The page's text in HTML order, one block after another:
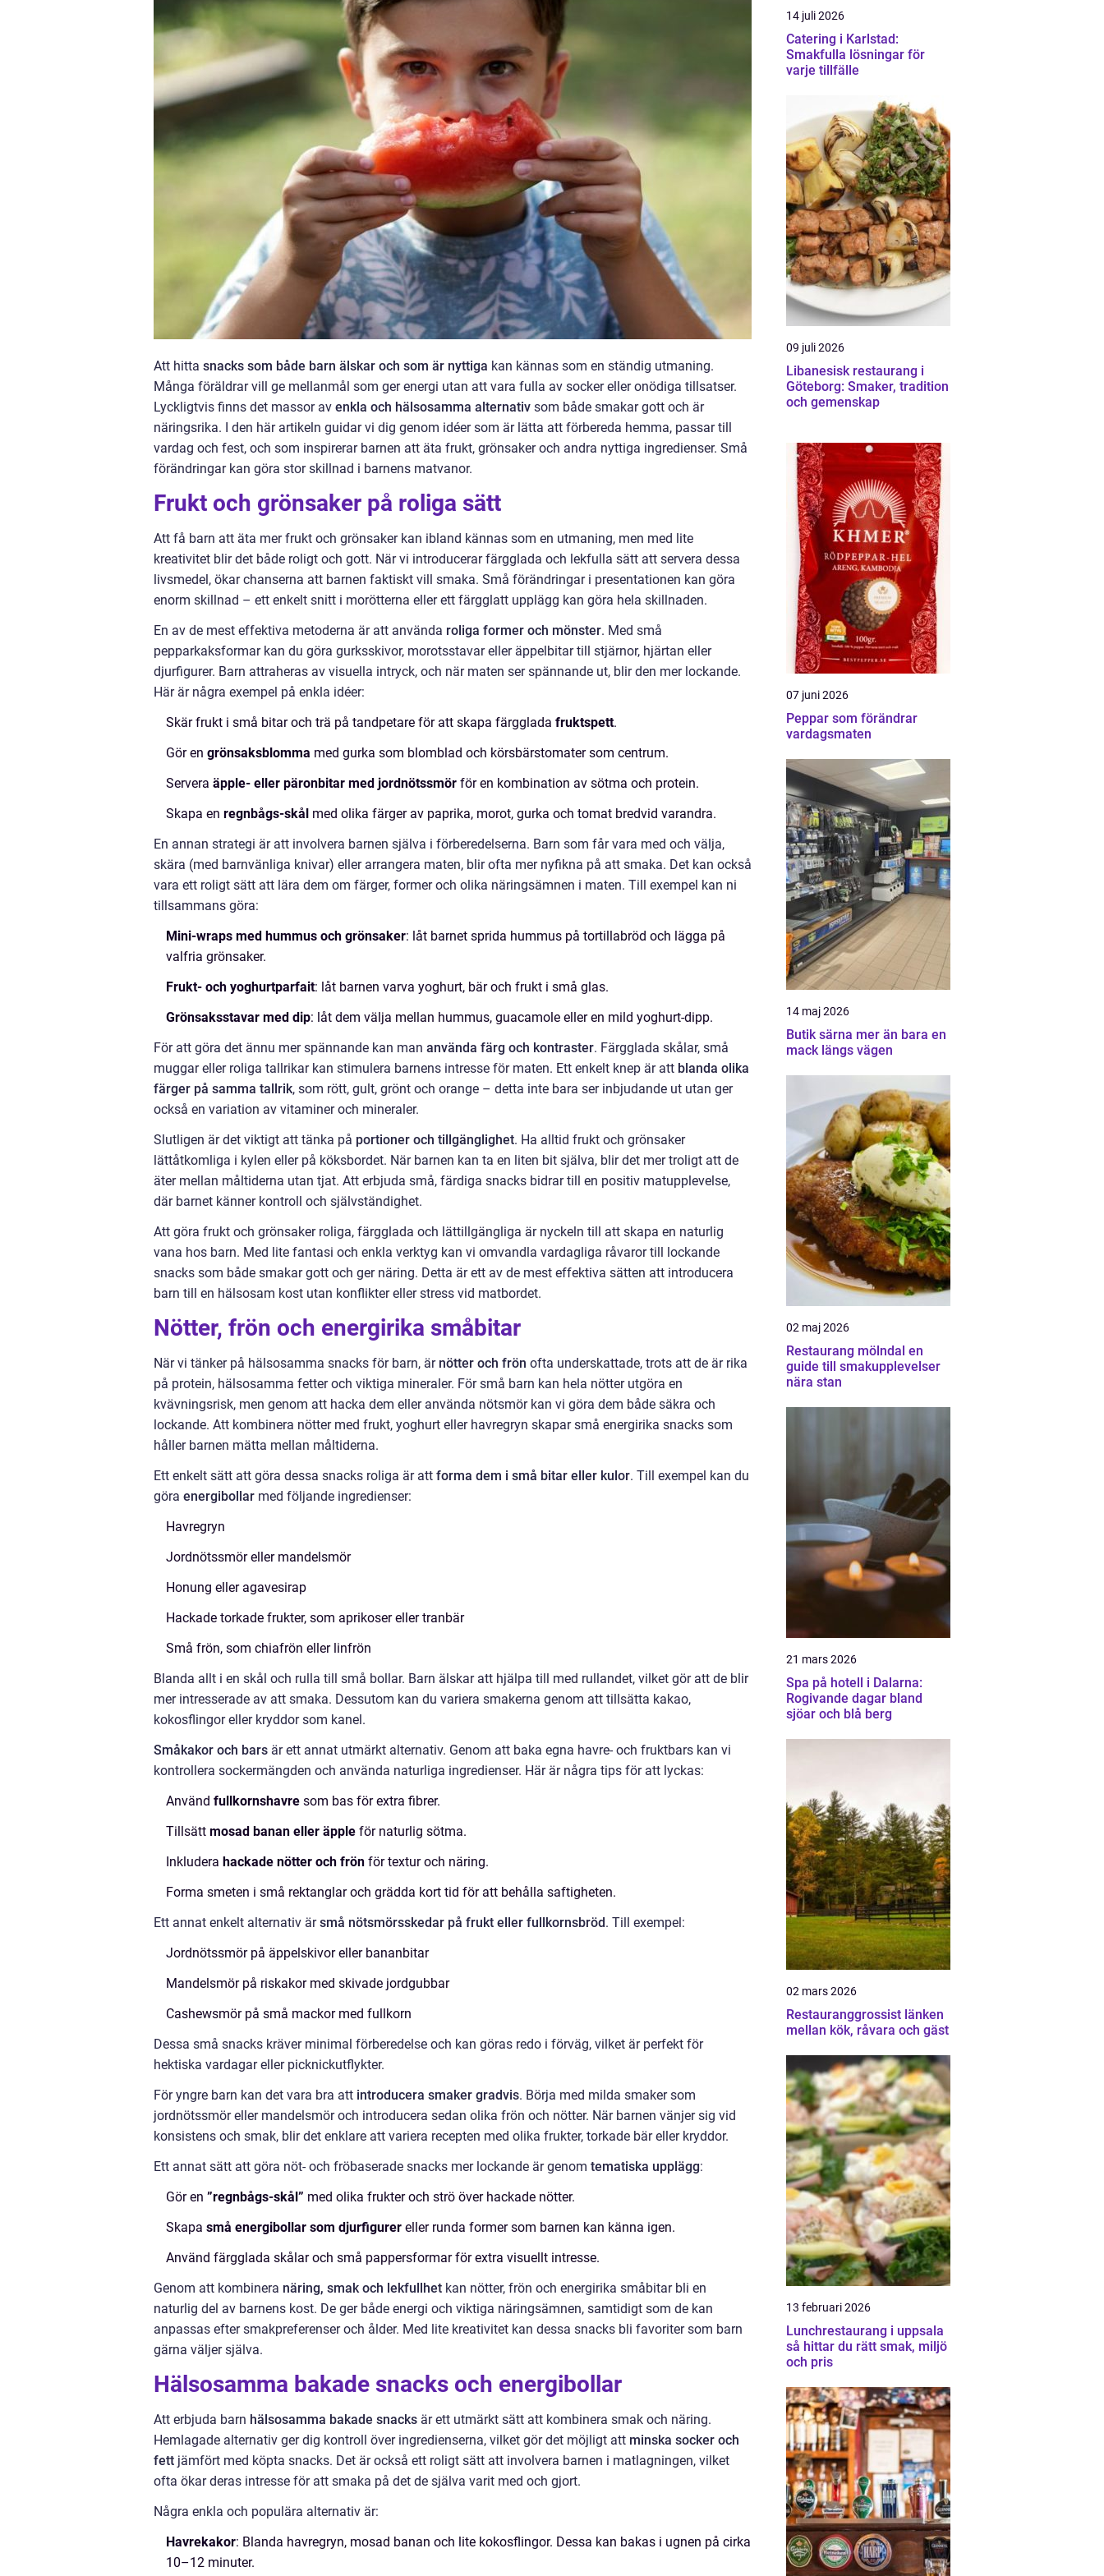
Att hitta snacks som både barn älskar och som är nyttiga kan kännas som en ständig utmaning.
Många föräldrar vill ge mellanmål som ger energi utan att vara fulla av socker eller onödiga tillsatser.
Lyckligtvis finns det massor av enkla och hälsosamma alternativ som både smakar gott och är
näringsrika. I den här artikeln guidar vi dig genom idéer som är lätta att förbereda hemma, passar till
vardag och fest, och som inspirerar barnen att äta frukt, grönsaker och andra nyttiga ingredienser. Små
förändringar kan göra stor skillnad i barnens matvanor.
Frukt och grönsaker på roliga sätt
Att få barn att äta mer frukt och grönsaker kan ibland kännas som en utmaning, men med lite
kreativitet blir det både roligt och gott. När vi introducerar färgglada och lekfulla sätt att servera dessa
livsmedel, ökar chanserna att barnen faktiskt vill smaka. Små förändringar i presentationen kan göra
enorm skillnad – ett enkelt snitt i morötterna eller ett färgglatt upplägg kan göra hela skillnaden.
En av de mest effektiva metoderna är att använda roliga former och mönster. Med små
pepparkaksformar kan du göra gurksskivor, morotsstavar eller äppelbitar till stjärnor, hjärtan eller
djurfigurer. Barn attraheras av visuella intryck, och när maten ser spännande ut, blir den mer lockande.
Här är några exempel på enkla idéer:
Skär frukt i små bitar och trä på tandpetare för att skapa färgglada fruktspett.
Gör en grönsaksblomma med gurka som blomblad och körsbärstomater som centrum.
Servera äpple- eller päronbitar med jordnötssmör för en kombination av sötma och protein.
Skapa en regnbågs-skål med olika färger av paprika, morot, gurka och tomat bredvid varandra.
En annan strategi är att involvera barnen själva i förberedelserna. Barn som får vara med och välja,
skära (med barnvänliga knivar) eller arrangera maten, blir ofta mer nyfikna på att smaka. Det kan också
vara ett roligt sätt att lära dem om färger, former och olika näringsämnen i maten. Till exempel kan ni
tillsammans göra:
Mini-wraps med hummus och grönsaker: låt barnet sprida hummus på tortillabröd och lägga på
valfria grönsaker.
Frukt- och yoghurtparfait: låt barnen varva yoghurt, bär och frukt i små glas.
Grönsaksstavar med dip: låt dem välja mellan hummus, guacamole eller en mild yoghurt-dipp.
För att göra det ännu mer spännande kan man använda färg och kontraster. Färgglada skålar, små
muggar eller roliga tallrikar kan stimulera barnens intresse för maten. Ett enkelt knep är att blanda olika
färger på samma tallrik, som rött, gult, grönt och orange – detta inte bara ser inbjudande ut utan ger
också en variation av vitaminer och mineraler.
Slutligen är det viktigt att tänka på portioner och tillgänglighet. Ha alltid frukt och grönsaker
lättåtkomliga i kylen eller på köksbordet. När barnen kan ta en liten bit själva, blir det mer troligt att de
äter mellan måltiderna utan tjat. Att erbjuda små, färdiga snacks bidrar till en positiv matupplevelse,
där barnet känner kontroll och självständighet.
Att göra frukt och grönsaker roliga, färgglada och lättillgängliga är nyckeln till att skapa en naturlig
vana hos barn. Med lite fantasi och enkla verktyg kan vi omvandla vardagliga råvaror till lockande
snacks som både smakar gott och ger näring. Detta är ett av de mest effektiva sätten att introducera
barn till en hälsosam kost utan konflikter eller stress vid matbordet.
Nötter, frön och energirika småbitar
När vi tänker på hälsosamma snacks för barn, är nötter och frön ofta underskattade, trots att de är rika
på protein, hälsosamma fetter och viktiga mineraler. För små barn kan hela nötter utgöra en
kvävningsrisk, men genom att hacka dem eller använda nötsmör kan vi göra dem både säkra och
lockande. Att kombinera nötter med frukt, yoghurt eller havregryn skapar små energirika snacks som
håller barnen mätta mellan måltiderna.
Ett enkelt sätt att göra dessa snacks roliga är att forma dem i små bitar eller kulor. Till exempel kan du
göra energibollar med följande ingredienser:
Havregryn
Jordnötssmör eller mandelsmör
Honung eller agavesirap
Hackade torkade frukter, som aprikoser eller tranbär
Små frön, som chiafrön eller linfrön
Blanda allt i en skål och rulla till små bollar. Barn älskar att hjälpa till med rullandet, vilket gör att de blir
mer intresserade av att smaka. Dessutom kan du variera smakerna genom att tillsätta kakao,
kokosflingor eller kryddor som kanel.
Småkakor och bars är ett annat utmärkt alternativ. Genom att baka egna havre- och fruktbars kan vi
kontrollera sockermängden och använda naturliga ingredienser. Här är några tips för att lyckas:
Använd fullkornshavre som bas för extra fibrer.
Tillsätt mosad banan eller äpple för naturlig sötma.
Inkludera hackade nötter och frön för textur och näring.
Forma smeten i små rektanglar och grädda kort tid för att behålla saftigheten.
Ett annat enkelt alternativ ärsmå nötsmörsskedar på frukt eller fullkornsbröd. Till exempel:
Jordnötssmör på äppelskivor eller bananbitar
Mandelsmör på riskakor med skivade jordgubbar
Cashewsmör på små mackor med fullkorn
Dessa små snacks kräver minimal förberedelse och kan göras redo i förväg, vilket är perfekt för
hektiska vardagar eller picknickutflykter.
För yngre barn kan det vara bra att introducera smaker gradvis. Börja med milda smaker som
jordnötssmör eller mandelsmör och introducera sedan olika frön och nötter. När barnen vänjer sig vid
konsistens och smak, blir det enklare att variera recepten med olika frukter, torkade bär eller kryddor.
Ett annat sätt att göra nöt- och fröbaserade snacks mer lockande är genom tematiska upplägg:
Gör en ”regnbågs-skål” med olika frukter och strö över hackade nötter.
Skapa små energibollar som djurfigurer eller runda former som barnen kan känna igen.
Använd färgglada skålar och små pappersformar för extra visuellt intresse.
Genom att kombinera näring, smak och lekfullhet kan nötter, frön och energirika småbitar bli en
naturlig del av barnens kost. De ger både energi och viktiga näringsämnen, samtidigt som de kan
anpassas efter smakpreferenser och ålder. Med lite kreativitet kan dessa snacks bli favoriter som barn
gärna väljer själva.
Hälsosamma bakade snacks och energibollar
Att erbjuda barn hälsosamma bakade snacks är ett utmärkt sätt att kombinera smak och näring.
Hemlagade alternativ ger dig kontroll över ingredienserna, vilket gör det möjligt att minska socker och
fett jämfört med köpta snacks. Det är också ett roligt sätt att involvera barnen i matlagningen, vilket
ofta ökar deras intresse för att smaka på det de själva varit med och gjort.
Några enkla och populära alternativ är:
Havrekakor: Blanda havregryn, mosad banan och lite kokosflingor. Dessa kan bakas i ugnen på cirka
10–12 minuter.
14 juli 2026
Catering i Karlstad:
Smakfulla lösningar för
varje tillfälle
09 juli 2026
Libanesisk restaurang i
Göteborg: Smaker, tradition
och gemenskap
07 juni 2026
Peppar som förändrar
vardagsmaten
14 maj 2026
Butik särna mer än bara en
mack längs vägen
02 maj 2026
Restaurang mölndal en
guide till smakupplevelser
nära stan
21 mars 2026
Spa på hotell i Dalarna:
Rogivande dagar bland
sjöar och blå berg
02 mars 2026
Restauranggrossist länken
mellan kök, råvara och gäst
13 februari 2026
Lunchrestaurang i uppsala
så hittar du rätt smak, miljö
och pris